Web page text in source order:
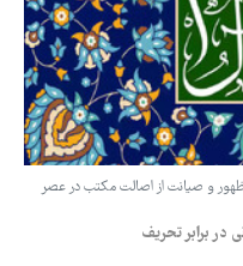
و صیانت از اصالت مکتب در عصر
در برابر تحریف